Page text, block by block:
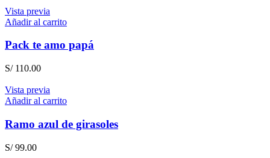
Vista previa
Añadir al carrito
Pack te amo papá
S/110.00
Vista previa
Añadir al carrito
Ramo azul de girasoles
S/99.00